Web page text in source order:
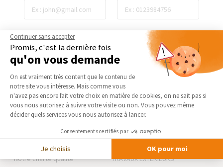
AGENCE DE VALENCE -
ROMANS - NORD DRÔME
Qui sommes-nous
Actualités
Notre charte qualité
NOS DOMAINES
D’INTERVENTION
EXTENSION
RÉNOVATION INTÉRIEURE
TRAVAUX EXTÉRIEURS
Continuer sans accepter
Promis, c'est la dernière fois
qu'on vous demande
Plateforme de Gestion du
On est vraiment très content que le contenu de
notre site vous intéresse. Mais comme vous
n'avez pas encore fait votre choix en matière de cookies, on ne sait pas si
vous nous autorisez à suivre votre visite ou non. Vous pouvez même
décider quels services vous nous autorisez à lancer.
Consentements certifiés par
Je choisis OK pour moi
Axeptio consent